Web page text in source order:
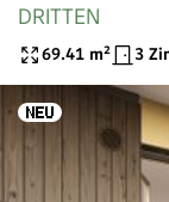
DRITTEN
69.41 m² 3